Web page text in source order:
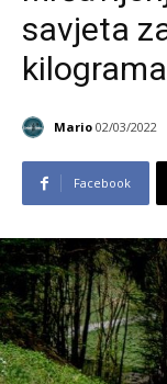
savjeta
Mario 02/03/2022
Facebook